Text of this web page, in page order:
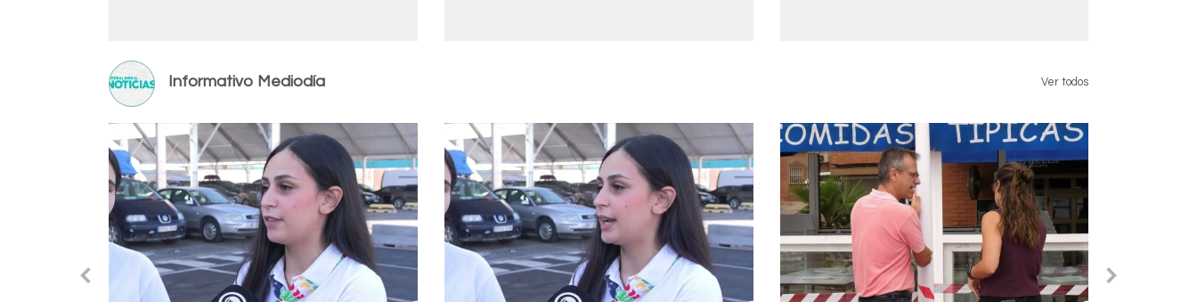
Ver todos
Informativo Mediodía